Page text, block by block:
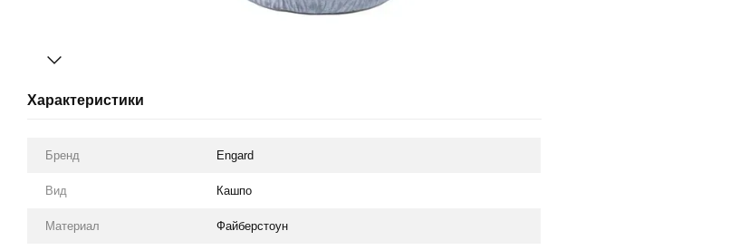
Характеристики
Бренд Engard
Вид Кашпо
Материал Файберстоун